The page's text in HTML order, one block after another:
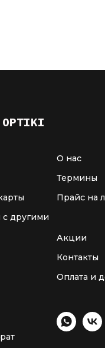
OPTIKI
с другими
О нас
Термины
Прайс на
Акции
Контакты
Оплата и